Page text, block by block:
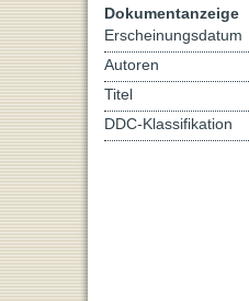
Dokumentanzeige
Erscheinungsdatum
Autoren
Titel
DDC-Klassifikation